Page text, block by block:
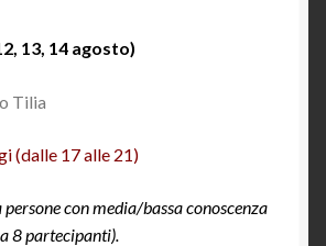
13, 14 agosto)
Tilia
(dalle 17 alle 21)
con media/bassa conoscenza
8partecipanti).